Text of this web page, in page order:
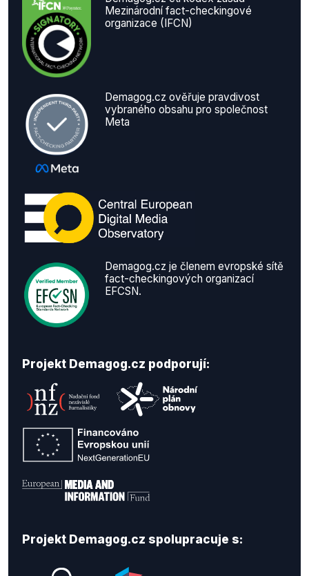
Mezinárodní fact-checkingové
organizace (IFCN)
Demagog.cz ověřuje pravdivost
vybraného obsahu pro společnost
Meta
Demagog.cz je členem evropské sítě
fact-checkingových organizací
EFCSN.
Projekt Demagog.cz podporují:
Projekt Demagog.cz spolupracuje s: